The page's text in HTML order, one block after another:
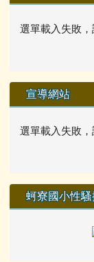
選單載入失敗，
宣導網站
選單載入失敗，
蚵寮國小性